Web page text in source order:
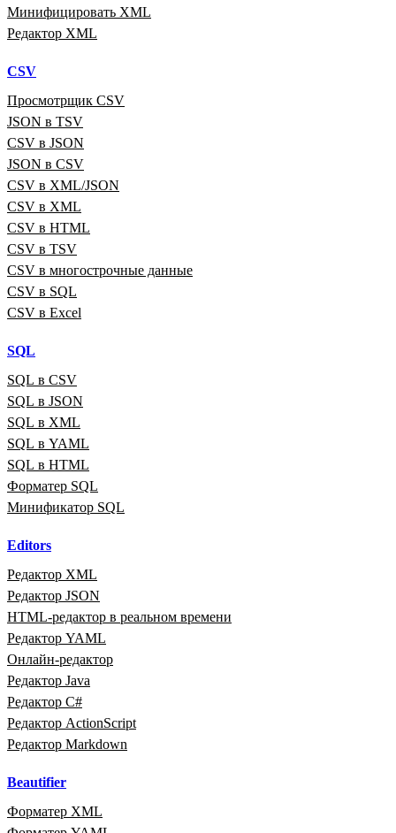
Минифицировать XML
Редактор XML
CSV
Просмотрщик CSV
JSON в TSV
CSV в JSON
JSON в CSV
CSV в XML/JSON
CSV в XML
CSV в HTML
CSV в TSV
CSV в многострочные данные
CSV в SQL
CSV в Excel
SQL
SQL в CSV
SQL в JSON
SQL в XML
SQL в YAML
SQL в HTML
Форматер SQL
Минификатор SQL
Editors
Редактор XML
Редактор JSON
HTML‑редактор в реальном времени
Редактор YAML
Онлайн‑редактор
Редактор Java
Редактор C#
Редактор ActionScript
Редактор Markdown
Beautifier
Форматер XML